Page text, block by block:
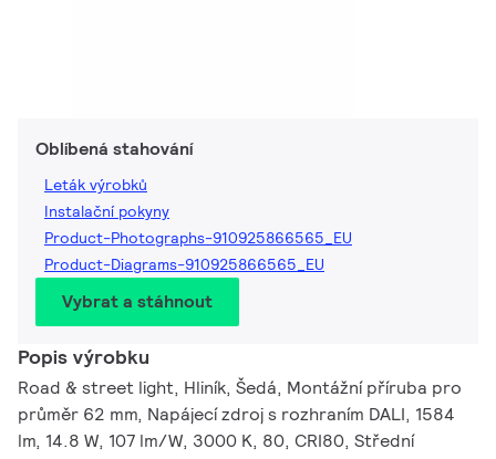
Oblíbená stahování
Leták výrobků
Instalační pokyny
Product-Photographs-910925866565_EU
Product-Diagrams-910925866565_EU
Vybrat a stáhnout
Popis výrobku
Road & street light, Hliník, Šedá, Montážní příruba pro
průměr 62 mm, Napájecí zdroj s rozhraním DALI, 1584
lm, 14.8 W, 107 lm/W, 3000 K, 80, CRI80, Střední